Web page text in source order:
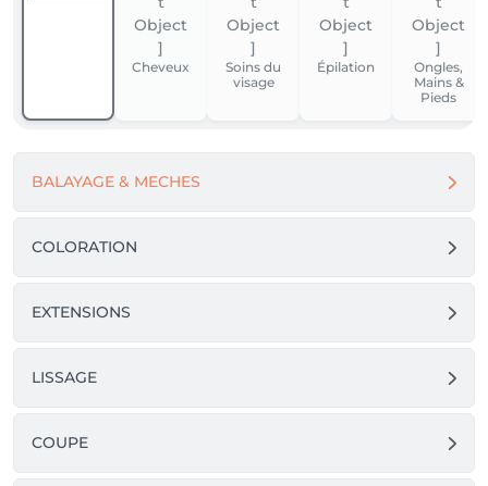
Cheveux
Soins du
visage
Épilation
Ongles,
Mains &
Pieds
BALAYAGE & MECHES
COLORATION
EXTENSIONS
LISSAGE
COUPE